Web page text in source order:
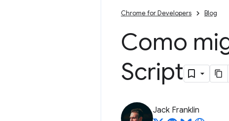
Chrome for Developers Blog
Como
Script
Jack Franklin